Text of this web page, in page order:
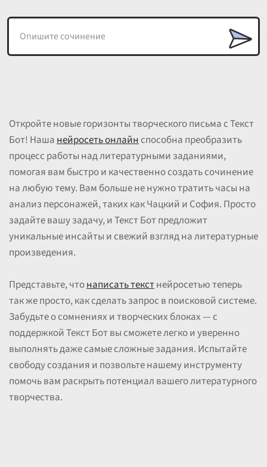
Откройте новые горизонты творческого письма с Текст
Бот! Нашанейросеть онлайнспособна преобразить
процесс работы над литературными заданиями,
помогая вам быстро и качественно создать сочинение
на любую тему. Вам больше не нужно тратить часы на
анализ персонажей, таких как Чацкий и София. Просто
задайте вашу задачу, и Текст Бот предложит
уникальные инсайты и свежий взгляд на литературные
произведения.
Представьте, чтонаписать текстнейросетью теперь
так же просто, как сделать запрос в поисковой системе.
Забудьте о сомнениях и творческих блоках — с
поддержкой Текст Бот вы сможете легко и уверенно
выполнять даже самые сложные задания. Испытайте
свободу создания и позвольте нашему инструменту
помочь вам раскрыть потенциал вашего литературного
творчества.